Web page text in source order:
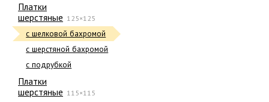
Платки
шерстяные 125×125
с шелковой бахромой
с шерстяной бахромой
с подрубкой
Платки
шерстяные 115×115